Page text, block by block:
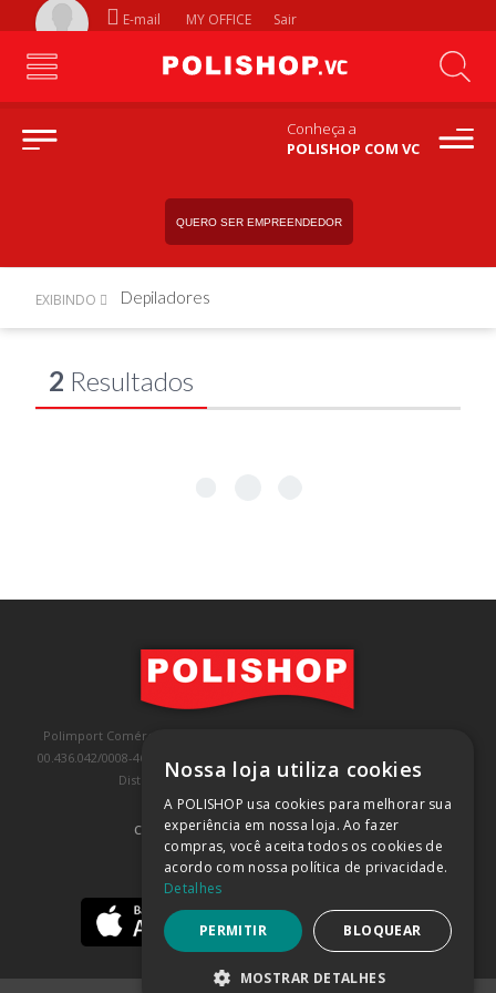
E-mail MY OFFICE Sair
Conheça a
POLISHOP COM VC
QUERO SER EMPREENDEDOR
EXIBINDO Depiladores
2 Resultados
Polimport Comércio e Exportação LTDA, inscrita no CNPJ/MF sob o nº
00.436.042/0008-46, IE 407.458.707.103, com sede na Rua Kanebo, nº 175,
Distrito Industrial, Jundiaí/SP, CEP: 13213-090
COMPRA 100% SEGURA (SAIBA MAIS)
BAIXE NOSSO APP
Nossa loja utiliza cookies
A POLISHOP usa cookies para melhorar sua
experiência em nossa loja. Ao fazer
compras, você aceita todos os cookies de
acordo com nossa política de privacidade.
Detalhes
PERMITIR BLOQUEAR
MOSTRAR DETALHES